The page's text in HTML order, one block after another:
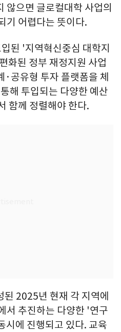
않으면 글로컬대학 사업의
기 어렵다는 뜻이다.
된 '지역혁신중심 대학지
화된 정부 재정지원 사업
공유형 투자 플랫폼을 체
해 투입되는 다양한 예산
함께 정렬해야 한다.
2025년 현재 각 지역에
서 추진하는 다양한 '연구
시에 진행되고 있다. 교육